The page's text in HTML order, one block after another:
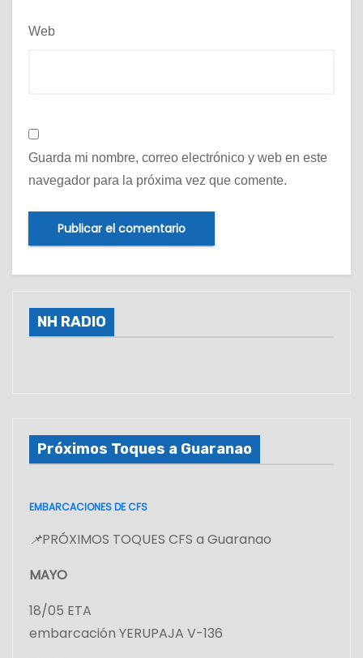
Web
Guarda mi nombre, correo electrónico y web en este
navegador para la próxima vez que comente.
NH RADIO
Próximos Toques a Guaranao
EMBARCACIONES DE CFS
📌PRÓXIMOS TOQUES CFS a Guaranao
MAYO
18/05 ETA
embarcación YERUPAJA V-136